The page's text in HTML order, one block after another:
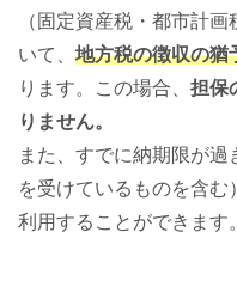
（固定資産税・都市計
いて、 地方税の徴収の猶
ります。この場合、 担保
りません。
また、すでに納期限が
を受けているものを含
利用することができます。